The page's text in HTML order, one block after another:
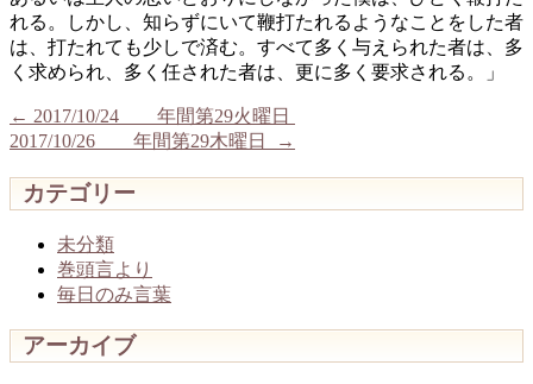
れる。しかし、知らずにいて鞭打たれるようなことをした者
は、打たれても少しで済む。すべて多く与えられた者は、多
く求められ、多く任された者は、更に多く要求される。」
← 2017/10/24 年間第29火曜日
2017/10/26 年間第29木曜日
→
カテゴリー
未分類
巻頭言より
毎日のみ言葉
アーカイブ